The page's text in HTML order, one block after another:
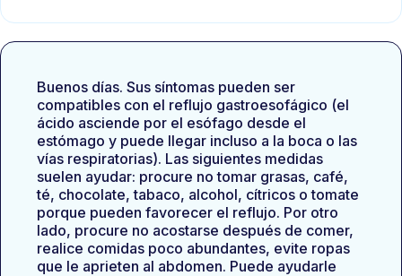
Buenos días. Sus síntomas pueden ser
compatibles con el reflujo gastroesofágico (el
ácido asciende por el esófago desde el
estómago y puede llegar incluso a la boca o las
vías respiratorias). Las siguientes medidas
suelen ayudar: procure no tomar grasas, café,
té, chocolate, tabaco, alcohol, cítricos o tomate
porque pueden favorecer el reflujo. Por otro
lado, procure no acostarse después de comer,
realice comidas poco abundantes, evite ropas
que le aprieten al abdomen. Puede ayudarle